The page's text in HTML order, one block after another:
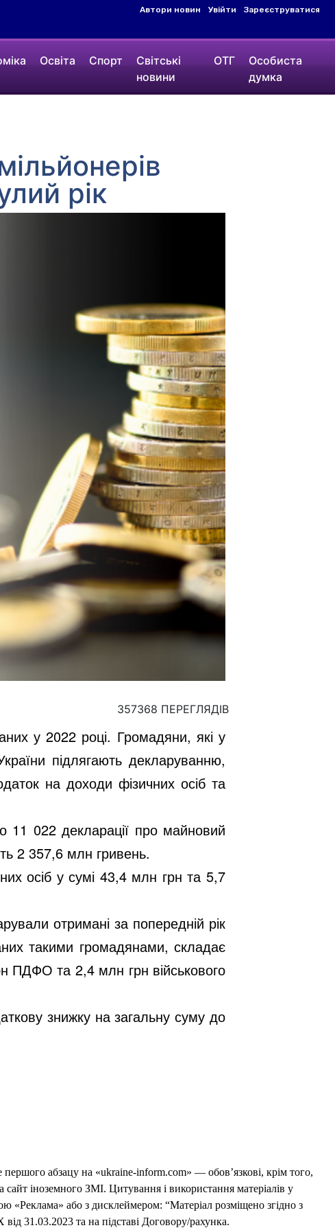
Автори новин Увійти Зареєструватися
Освіта Спорт
Світські
новини
ОТГ
Особиста
думка
рік
357368 ПЕРЕГЛЯДІВ
у 2022 році. Громадяни, які у
підлягають декларуванню,
на доходи фізичних осіб та
11 022декларації про майновий
2 357,6млн гривень.
осіб у сумі 43,4млн грн та 5,7
отримані за попередній рік
такими громадянами, складає
ПДФО та 2,4млн грн військового
знижку на загальну суму до
першого абзацу на «ukraine-inform.com» — обов’язкові, крім того,
іноземного ЗМІ. Цитування і використання матеріалів у
або з дисклеймером: “Матеріал розміщено згідно з
31.03.2023 та на підставі Договору/рахунка.